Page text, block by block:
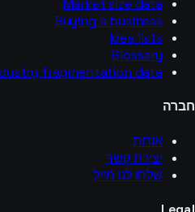
Market size data
Buying a business
Idea lists
Glossary
fragmentation data
חברה
אודות
יצירת קשר
שלחו לנו מייל